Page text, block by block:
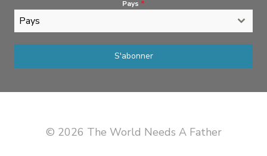
Pays *
Pays
S'abonner
© 2026 The World Needs A Father